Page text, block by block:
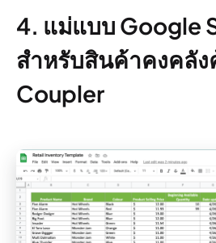
4. แม่แบบ Google
สำหรับสินค้าคงคลัง
Coupler